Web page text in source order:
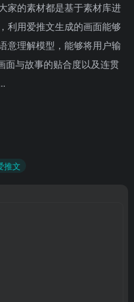
家的素材都是基于素材库进
利用爱推文生成的画面能够
意理解模型，能够将用户输
面与故事的贴合度以及连贯
推文